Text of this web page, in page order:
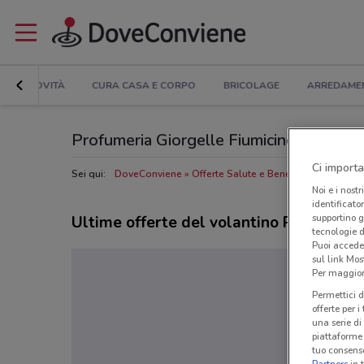
NOVITÀ CURA CASA E CORPO BRICOLAGE
Profumeria Giorgelle Fiumicino:
Sei qui: DoveConviene Offerte Salute e Benessere a
Ultime offerte del volantino
Ci
Noi e i nostri
supportino
tecnologie
Puoi
sul link
Per
Permettici
offerte per
una serie
piattaforme
tuo